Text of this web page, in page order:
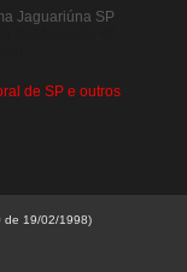
Jaguariúna SP
de SP e outros
de 19/02/1998)